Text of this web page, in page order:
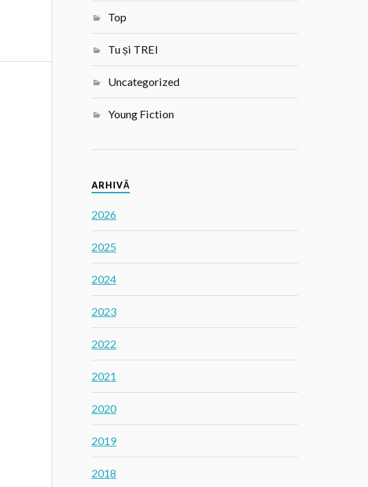
Top
Tu și TREI
Uncategorized
Young Fiction
ARHIVĂ
2026
2025
2024
2023
2022
2021
2020
2019
2018